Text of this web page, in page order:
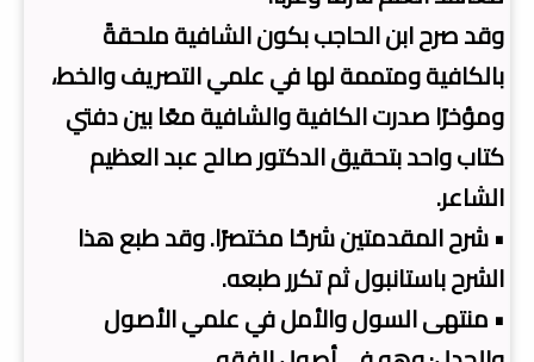
وقد صرح ابن الحاجب بكون الشافية ملحقةً
بالكافية ومتممة لها في علمي التصريف والخط،
ومؤخرًا صدرت الكافية والشافية معًا بين دفتي
كتاب واحد بتحقيق الدكتور صالح عبد العظيم
الشاعر.
• شرح المقدمتين شرحًا مختصرًا. وقد طبع هذا
الشرح باستانبول ثم تكرر طبعه.
• منتهى السول والأمل في علمي الأصول